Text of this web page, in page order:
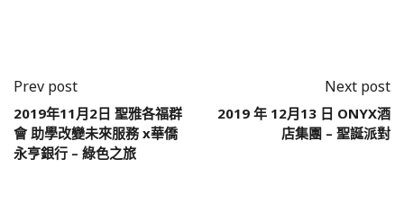
Prev post
2019年11月2日 聖雅各福群
會 助學改變未來服務 x華僑
永亨銀行 – 綠色之旅
Next post
2019 年 12月13 日 ONYX酒
店集團 – 聖誕派對